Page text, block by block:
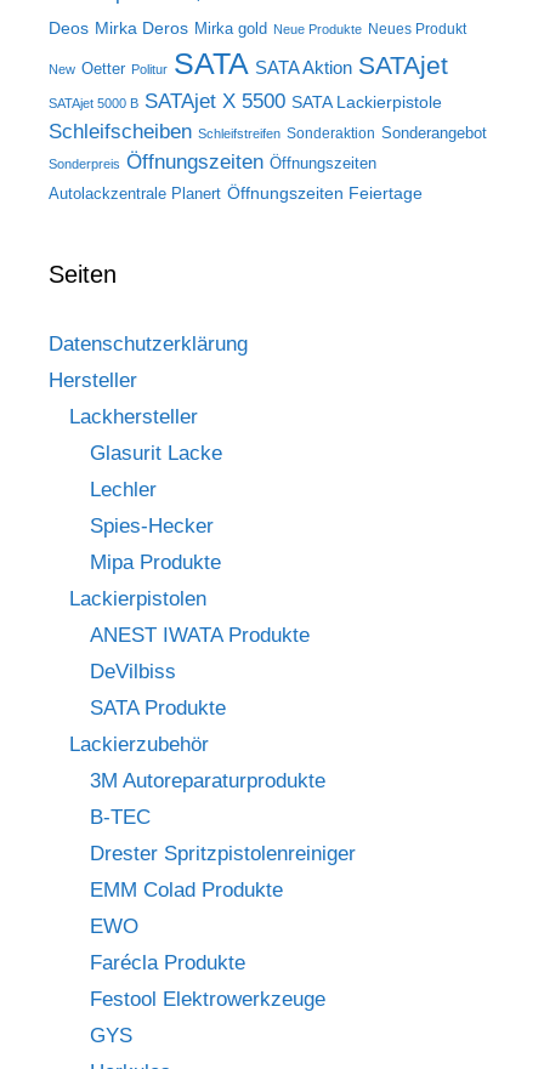
Deos Mirka Deros Mirka gold Neue Produkte Neues Produkt
New Oetter Politur SATA SATA Aktion SATAjet
SATAjet 5000 B SATAjet X 5500 SATA Lackierpistole
Schleifscheiben Schleifstreifen Sonderaktion Sonderangebot
Sonderpreis Öffnungszeiten Öffnungszeiten
Autolackzentrale Planert Öffnungszeiten Feiertage
Seiten
Datenschutzerklärung
Hersteller
Lackhersteller
Glasurit Lacke
Lechler
Spies-Hecker
Mipa Produkte
Lackierpistolen
ANEST IWATA Produkte
DeVilbiss
SATA Produkte
Lackierzubehör
3M Autoreparaturprodukte
B-TEC
Drester Spritzpistolenreiniger
EMM Colad Produkte
EWO
Farécla Produkte
Festool Elektrowerkzeuge
GYS